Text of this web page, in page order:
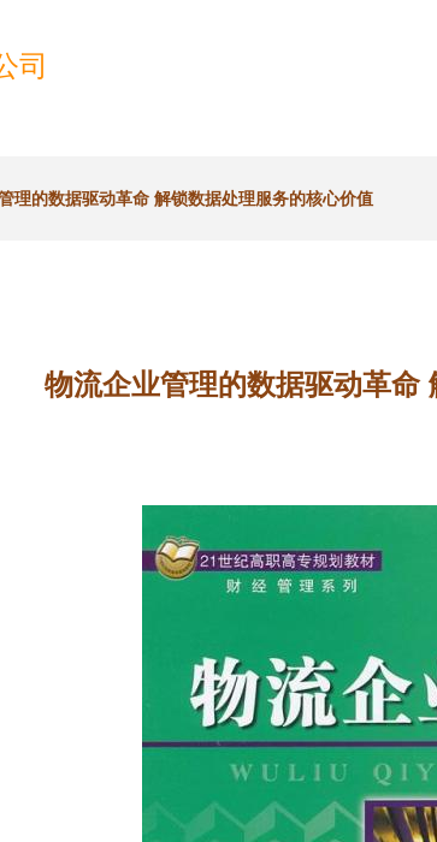
司
理的数据驱动革命 解锁数据处理服务的核心价值
物流企业管理的数据驱动革命